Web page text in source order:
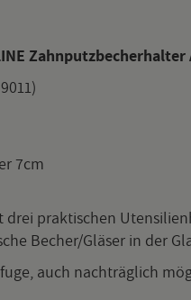
Zahn­putz­be­cher­hal­ter
7cm
prak­ti­schen
Be­cher/Glä­ser in der
auch nach­träg­lich